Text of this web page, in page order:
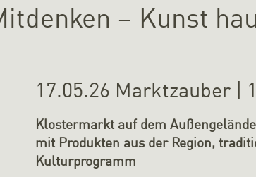
– Kunst
17.05.26 Marktzauber |
Klostermarkt auf dem
mit Produkten aus der Region,
Kulturprogramm